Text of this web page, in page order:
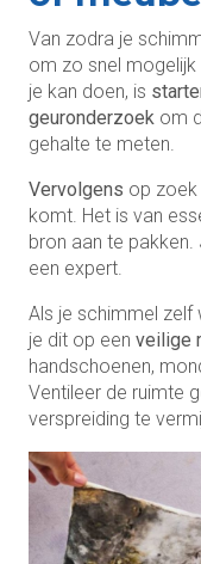
Van zodra je
om zo snel
je kan doen, is
geuronderzoek om
gehalte te meten.
Vervolgens op zoek
komt. Het is van
bron aan te
een expert.
Als je schimmel zelf
je dit op een veilige
handschoenen,
Ventileer de ruimte
verspreiding te